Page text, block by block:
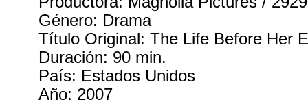
Género: Drama
Título Original: The Life Before Her
Duración: 90 min.
País: Estados Unidos
Año: 2007